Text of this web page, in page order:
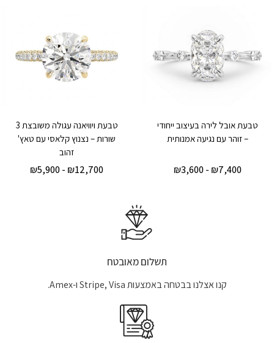
טבעת ויוויאנה עגולה משובצת 3
שורות – נצנוץ קלאסי עם טאץ'
זהוב
₪5,900- ₪12,700
טבעת אובל לירה בעיצוב ייחודי
– זוהר עם נגיעה אמנותית
₪3,600- ₪7,400
תשלום מאובטח
קנו אצלנו בבטחה באמצעות Stripe, Visa ו-Amex.